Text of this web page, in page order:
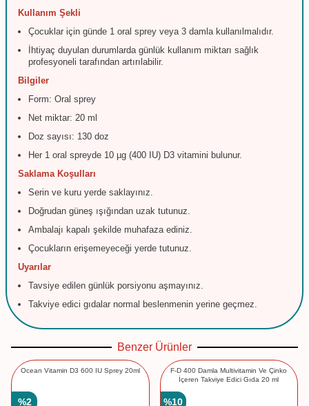
Kullanım Şekli
Çocuklar için günde 1 oral sprey veya 3 damla kullanılmalıdır.
İhtiyaç duyulan durumlarda günlük kullanım miktarı sağlık
profesyoneli tarafından artırılabilir.
Bilgiler
Form: Oral sprey
Net miktar: 20 ml
Doz sayısı: 130 doz
Her 1 oral spreyde 10 µg (400 IU) D3 vitamini bulunur.
Saklama Koşulları
Serin ve kuru yerde saklayınız.
Doğrudan güneş ışığından uzak tutunuz.
Ambalajı kapalı şekilde muhafaza ediniz.
Çocukların erişemeyeceği yerde tutunuz.
Uyarılar
Tavsiye edilen günlük porsiyonu aşmayınız.
Takviye edici gıdalar normal beslenmenin yerine geçmez.
Benzer Ürünler
Ocean Vitamin D3 600 IU Sprey 20ml
%2
F-D 400 Damla Multivitamin Ve Çinko
İçeren Takviye Edici Gıda 20 ml
%10